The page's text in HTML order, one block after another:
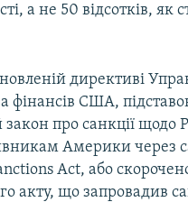
а не 50 відсотків,
директиві
фінансів США,
про санкції щодо
Америки через
Act, або
акту, що запровадив